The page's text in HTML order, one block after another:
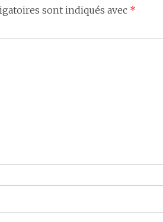
sont indiqués avec *